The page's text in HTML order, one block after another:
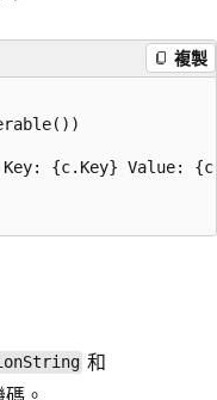
複製
{c.Key} Value:
和
。